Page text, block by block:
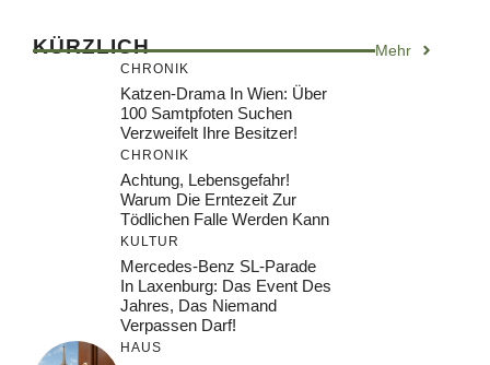
KÜRZLICH Mehr
CHRONIK
Katzen-Drama In Wien: Über
100 Samtpfoten Suchen
Verzweifelt Ihre Besitzer!
CHRONIK
Achtung, Lebensgefahr!
Warum Die Erntezeit Zur
Tödlichen Falle Werden Kann
KULTUR
Mercedes-Benz SL-Parade
In Laxenburg: Das Event Des
Jahres, Das Niemand
Verpassen Darf!
HAUS